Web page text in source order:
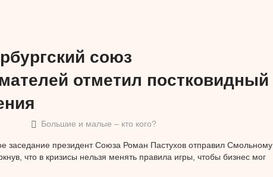
союз
отметил постковидный
Большие и малые – кто кого?
заседание президент Союза Роман Пастухов отправил Смольному
что в кризисы нельзя менять правила игры, чтобы бизнес мог